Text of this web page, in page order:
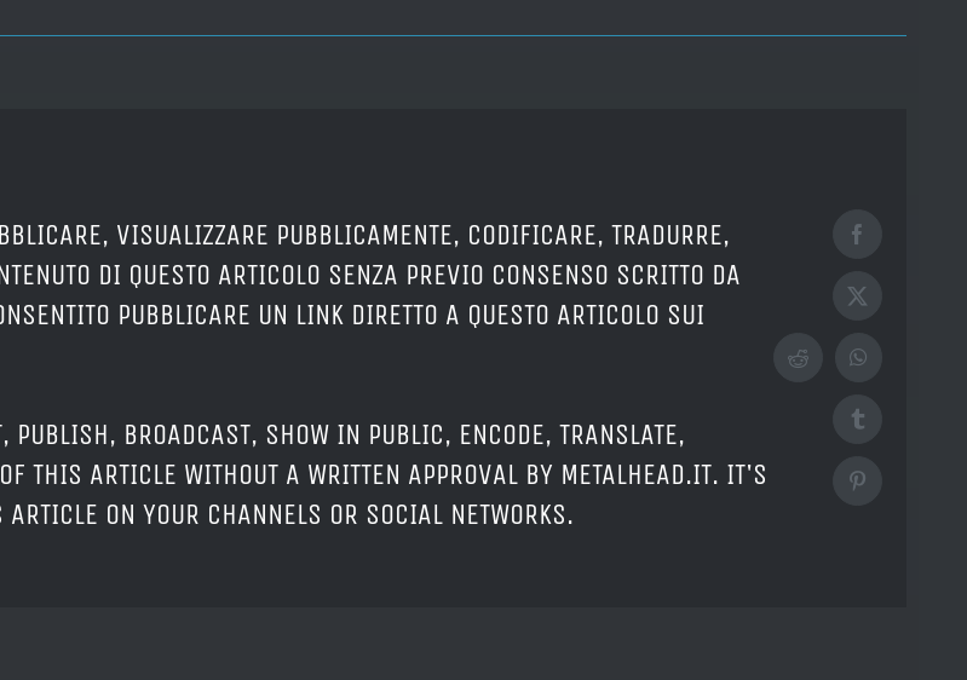
VISUALIZZARE PUBBLICAMENTE, CODIFICARE, TRADURRE,
DI QUESTO ARTICOLO SENZA PREVIO CONSENSO SCRITTO DA
PUBBLICARE UN LINK DIRETTO A QUESTO ARTICOLO SUI
PUBLISH, BROADCAST, SHOW IN PUBLIC, ENCODE, TRANSLATE,
THIS ARTICLE WITHOUT A WRITTEN APPROVAL BY METALHEAD.IT. IT'S
ON YOUR CHANNELS OR SOCIAL NETWORKS.
Facebook
X
RedditWhatsApp
Tumblr
Pinterest